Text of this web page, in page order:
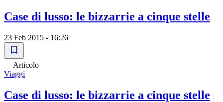
Case di lusso: le bizzarrie a cinque stelle
23 Feb 2015 - 16:26
Articolo
Viaggi
Case di lusso: le bizzarrie a cinque stelle